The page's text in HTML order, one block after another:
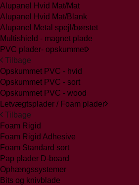
Alupanel Hvid Mat/Mat
Alupanel Hvid Mat/Blank
Alupanel Metal spejl/børstet
Multishield - magnet plade
PVC plader- opskummet
Tilbage
Opskummet PVC - hvid
Opskummet PVC - sort
Opskummet PVC - wood
Letvægtsplader / Foam plader
Tilbage
Foam Rigid
Foam Rigid Adhesive
Foam Standard sort
Pap plader D-board
Ophængssystemer
Bits og knivblade